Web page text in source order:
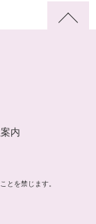
内
とを禁じます。